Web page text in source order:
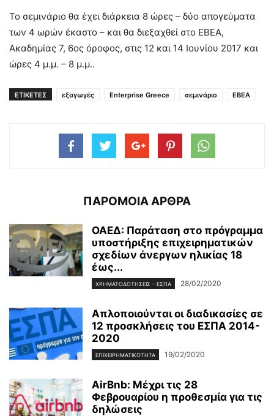
Το σεμινάριο θα έχει διάρκεια 8 ώρες – δύο απογεύματα
των 4 ωρών έκαστο – και θα διεξαχθεί στο ΕΒΕΑ,
Ακαδημίας 7, 6ος όροφος, στις 12 και 14 Ιουνίου 2017 και
ώρες 4 μ.μ. – 8 μ.μ..
ΕΤΙΚΕΤΕΣ εξαγωγές Enterprise Greece σεμινάριο ΕΒΕΑ
ΠΑΡΟΜΟΙΑ ΑΡΘΡΑ
ΟΑΕΔ: Παράταση στο πρόγραμμα
υποστήριξης επιχειρηματικών
σχεδίων άνεργων ηλικίας 18
έως...
ΧΡΗΜΑΤΟΔΟΤΉΣΕΙΣ - ΕΣΠΑ 28/02/2020
Απλοποιούνται οι διαδικασίες σε
12 προσκλήσεις του ΕΣΠΑ 2014-
2020
ΕΠΙΧΕΙΡΗΜΑΤΙΚΌΤΗΤΑ 19/02/2020
AirBnb: Μέχρι τις 28
Φεβρουαρίου η προθεσμία για τις
δηλώσεις